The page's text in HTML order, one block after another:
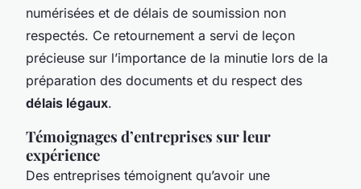
numérisées et de délais de soumission non
respectés. Ce retournement a servi de leçon
précieuse sur l’importance de la minutie lors de la
préparation des documents et du respect des
délais légaux.
Témoignages d’entreprises sur leur
expérience
Des entreprises témoignent qu’avoir une